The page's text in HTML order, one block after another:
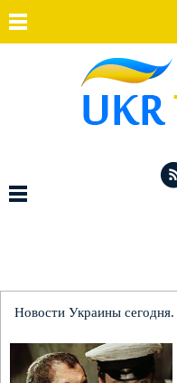
Новости Украины сегодня.